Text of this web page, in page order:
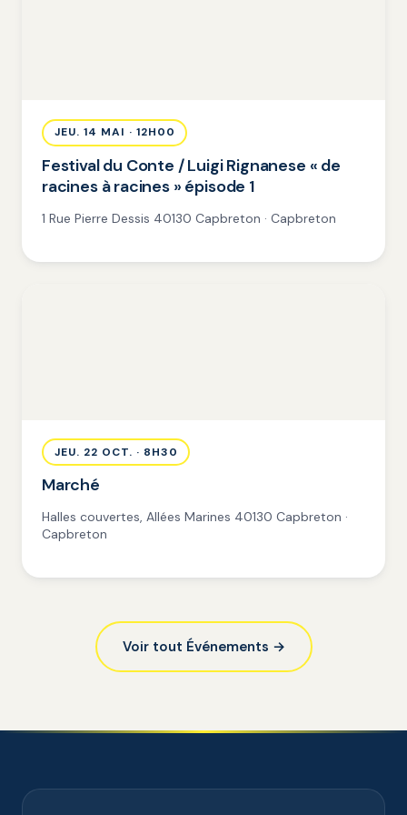
JEU. 14 MAI · 12H00
Festival du Conte / Luigi Rignanese « de
racines à racines » épisode 1
1 Rue Pierre Dessis 40130 Capbreton · Capbreton
JEU. 22 OCT. · 8H30
Marché
Halles couvertes, Allées Marines 40130 Capbreton ·
Capbreton
Voir tout Événements →